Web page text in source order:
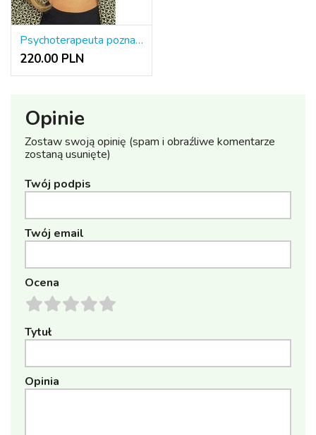
Psychoterapeuta poznawczo-behawioralny ONLINE
220.00 PLN
Opinie
Zostaw swoją opinię (spam i obraźliwe komentarze
zostaną usunięte)
Twój podpis
Twój email
Ocena
Tytuł
Opinia